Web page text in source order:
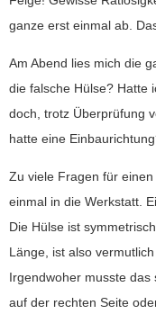
ganze erst einmal ab.
Am Abend lies mich die
die falsche Hülse? Hatte
doch, trotz Überprüfung
hatte eine
Zu viele Fragen für
einmal in die Werkstatt.
Die Hülse ist
Länge, ist also
Irgendwoher musste
auf der rechten Seite